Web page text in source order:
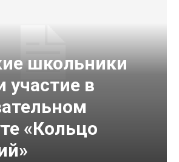
школьники
участие в
«Кольцо